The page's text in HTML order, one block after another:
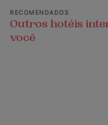
RECOMENDADOS
Outros hotéis
você